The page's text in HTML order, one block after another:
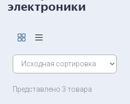
электроники
Представлено 3 товара